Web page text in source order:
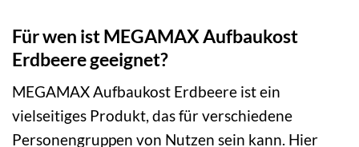
Für wen ist MEGAMAX Aufbaukost
Erdbeere geeignet?
MEGAMAX Aufbaukost Erdbeere ist ein
vielseitiges Produkt, das für verschiedene
Personengruppen von Nutzen sein kann. Hier